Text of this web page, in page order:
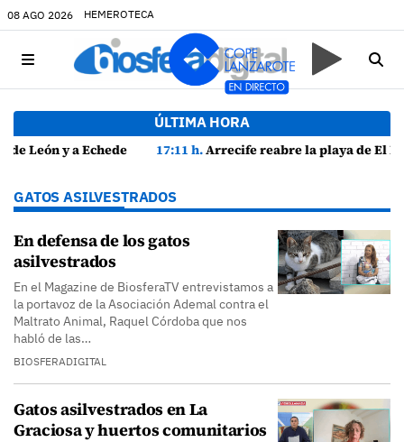
08 AGO 2026 HEMEROTECA
ÚLTIMA HORA
17:11 h.Arrecife reabre la playa de El Reducto con las últimas analíticas mostrando "una buena calidad de las aguas para el baño"
GATOS ASILVESTRADOS
En defensa de los gatos
asilvestrados
En el Magazine de BiosferaTV entrevistamos a
la portavoz de la Asociación Ademal contra el
Maltrato Animal, Raquel Córdoba que nos
habló de las…
BIOSFERADIGITAL
Gatos asilvestrados en La
Graciosa y huertos comunitarios